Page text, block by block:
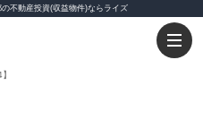
不動産投資(収益物件)ならライズ